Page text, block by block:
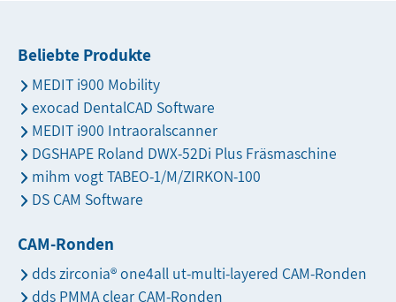
Beliebte Produkte
MEDIT i900 Mobility
exocad DentalCAD Software
MEDIT i900 Intraoralscanner
DGSHAPE Roland DWX-52Di Plus Fräsmaschine
mihm vogt TABEO-1/M/ZIRKON-100
DS CAM Software
CAM-Ronden
dds zirconia® one4all ut-multi-layered CAM-Ronden
dds PMMA clear CAM-Ronden